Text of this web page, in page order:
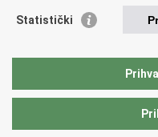
Registar neprofitnih
Nacionalna zaklada za
Statistički